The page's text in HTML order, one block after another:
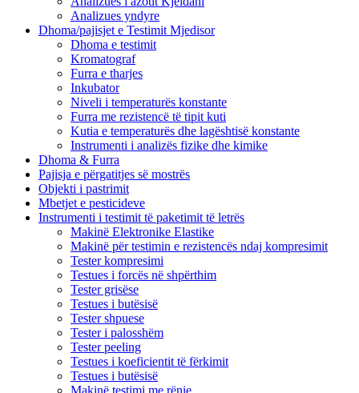
Analizues yndyre
Dhoma/pajisjet e Testimit Mjedisor
Dhoma e testimit
Kromatograf
Furra e tharjes
Inkubator
Niveli i temperaturës konstante
Furra me rezistencë të tipit kuti
Kutia e temperaturës dhe lagështisë konstante
Instrumenti i analizës fizike dhe kimike
Dhoma & Furra
Pajisja e përgatitjes së mostrës
Objekti i pastrimit
Mbetjet e pesticideve
Instrumenti i testimit të paketimit të letrës
Makinë Elektronike Elastike
Makinë për testimin e rezistencës ndaj kompresimit
Tester kompresimi
Testues i forcës në shpërthim
Tester grisëse
Testues i butësisë
Tester shpuese
Tester i palosshëm
Tester peeling
Testues i koeficientit të fërkimit
Testues i butësisë
Makinë testimi me rënie